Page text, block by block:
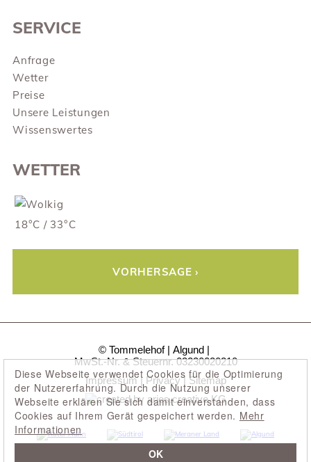
OK
Diese Webseite verwendet Cookies für die Optimierung
der Nutzererfahrung. Durch die Nutzung unserer
Webseite erklären Sie sich damit einverstanden, dass
Cookies auf Ihrem Gerät gespeichert werden. Mehr
Informationen
SERVICE
Anfrage
Wetter
Preise
Unsere Leistungen
Wissenswertes
WETTER
18°C / 33°C
VORHERSAGE
© Tommelehof
Algund
MwSt.-Nr. & Steuernr. 03230020210
Impressum
Privacy Sitemap